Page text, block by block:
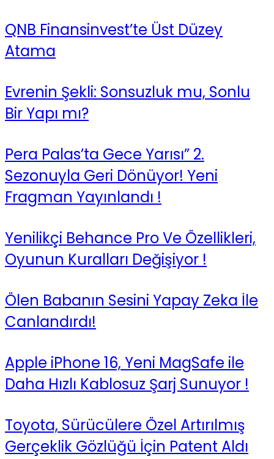
QNB Finansinvest’te Üst Düzey
Atama
Evrenin Şekli: Sonsuzluk mu, Sonlu
Bir Yapı mı?
Pera Palas’ta Gece Yarısı” 2.
Sezonuyla Geri Dönüyor! Yeni
Fragman Yayınlandı !
Yenilikçi Behance Pro Ve Özellikleri,
Oyunun Kuralları Değişiyor !
Ölen Babanın Sesini Yapay Zeka İle
Canlandırdı!
Apple iPhone 16, Yeni MagSafe ile
Daha Hızlı Kablosuz Şarj Sunuyor !
Toyota, Sürücülere Özel Artırılmış
Gerçeklik Gözlüğü İçin Patent Aldı